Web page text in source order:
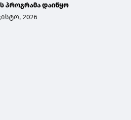
პროგრამა დაიწყო
2026